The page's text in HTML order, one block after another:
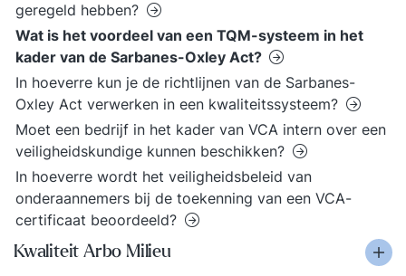
geregeld hebben?
Wat is het voordeel van een TQM-systeem in het
kader van de Sarbanes-Oxley Act?
In hoeverre kun je de richtlijnen van de Sarbanes-
Oxley Act verwerken in een kwaliteitssysteem?
Moet een bedrijf in het kader van VCA intern over een
veiligheidskundige kunnen beschikken?
In hoeverre wordt het veiligheidsbeleid van
onderaannemers bij de toekenning van een VCA-
certificaat beoordeeld?
Kwaliteit Arbo Milieu